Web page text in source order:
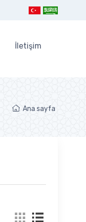
İletişim
Ana sayfa